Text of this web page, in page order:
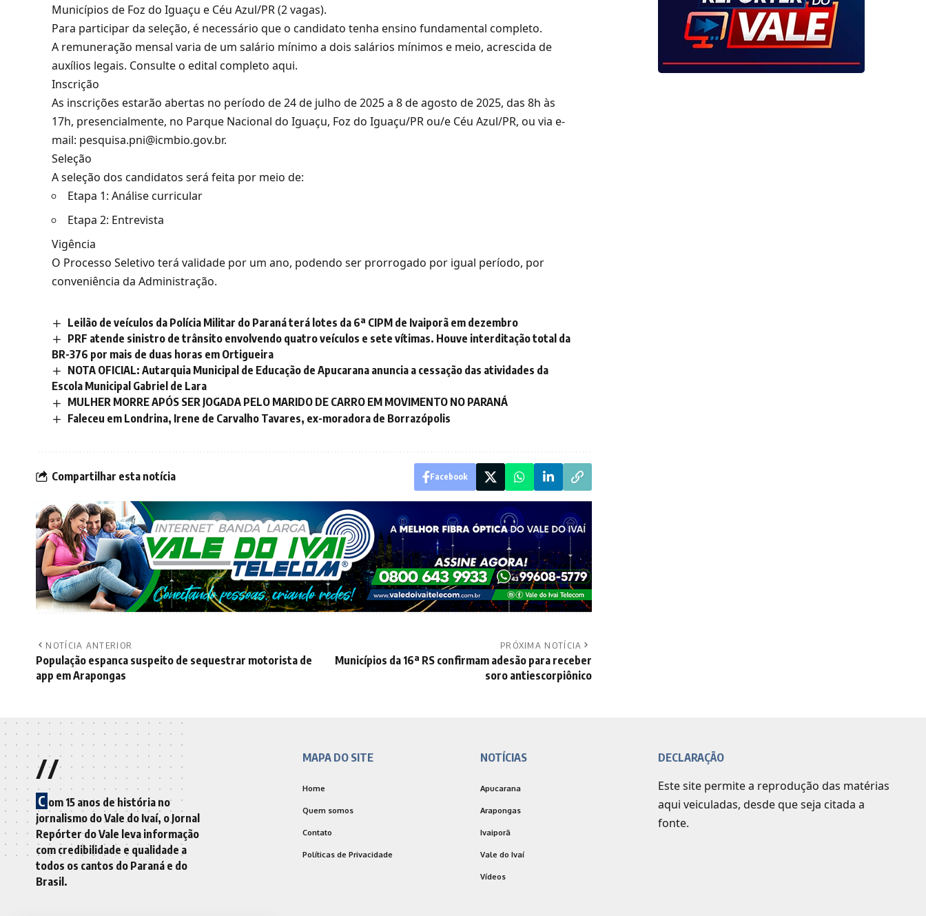
Municípios de Foz do Iguaçu e Céu Azul/PR (2 vagas).
Para participar da seleção, é necessário que o candidato tenha ensino fundamental completo.
A remuneração mensal varia de um salário mínimo a dois salários mínimos e meio, acrescida de
auxílios legais. Consulte oedital completo aqui.
Inscrição
As inscrições estarão abertas no período de 24 de julho de 2025 a 8 de agosto de 2025, das 8h às
17h, presencialmente, no Parque Nacional do Iguaçu, Foz do Iguaçu/PR ou/e Céu Azul/PR, ou via e-
mail: pesquisa.pni@icmbio.gov.br.
Seleção
A seleção dos candidatos será feita por meio de:
Etapa 1: Análise curricular
Etapa 2: Entrevista
Vigência
O Processo Seletivo terá validade por um ano, podendo ser prorrogado por igual período, por
conveniência da Administração.
Leilão de veículos da Polícia Militar do Paraná terá lotes da 6ª CIPM de Ivaiporã em dezembro
PRF atende sinistro de trânsito envolvendo quatro veículos e sete vítimas. Houve interditação total da
BR-376 por mais de duas horas em Ortigueira
NOTA OFICIAL: Autarquia Municipal de Educação de Apucarana anuncia a cessação das atividades da
Escola Municipal Gabriel de Lara
MULHER MORRE APÓS SER JOGADA PELO MARIDO DE CARRO EM MOVIMENTO NO PARANÁ
Faleceu em Londrina, Irene de Carvalho Tavares, ex-moradora de Borrazópolis
Compartilhar esta notícia Facebook
NOTÍCIA ANTERIOR
População espanca suspeito de sequestrar motorista de
app em Arapongas
PRÓXIMA NOTÍCIA
Municípios da 16ª RS confirmam adesão para receber
soro antiescorpiônico
//
C om 15 anos de história no
jornalismo do Vale do Ivaí, o Jornal
Repórter do Vale leva informação
com credibilidade e qualidade a
todos os cantos do Paraná e do
Brasil.
MAPA DO SITE
Home
Quem somos
Contato
Políticas de Privacidade
NOTÍCIAS
Apucarana
Arapongas
Ivaiporã
Vale do Ivaí
Vídeos
DECLARAÇÃO
Este site permite a reprodução das matérias
aqui veiculadas, desde que seja citada a
fonte.